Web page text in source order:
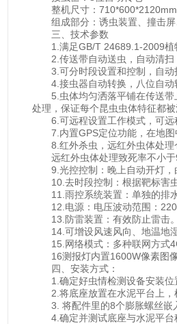
整机尺寸：710*600*2120mm
组成部分：诱虫装置、撞击屏
三、技术参数
1.满足GB/T 24689.1-2009植物
2.传送带自动送虫，自动清扫
3.可分时段设置和控制，自动
4.接虫器自动转换，八位自动
5.虫体均匀洒落平铺在传送带
处理，保证每个昆虫虫体特征都被
6.可远程设置工作模式，可远
7.内置GPS定位功能，在地图
8.红外杀虫，远红外虫体处理
远红外虫体处理致死率不小于
9.光控控制：晚上自动开灯，
10.去时段控制：根据靶标害虫
11.雨控系统装置：单独的排水
12.电源：电压波动范围：
13.防雷装置：有效防止雷击。
14.可增设风速风向、地温地湿
15.网络模式：多种联网方式
16测报灯内置1600W像素图像
四、安装方式：
1.确定好虫情检测设备安装位
2.将底座放置在水泥平台上，
3. 将配件里的8个膨胀螺丝嵌入
4.确定并测试底座与水泥平台